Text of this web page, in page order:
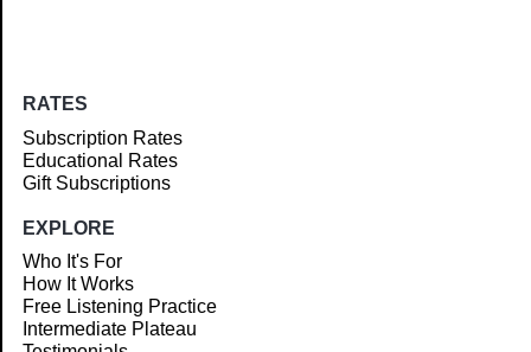
RATES
Subscription Rates
Educational Rates
Gift Subscriptions
EXPLORE
Who It's For
How It Works
Free Listening Practice
Intermediate Plateau